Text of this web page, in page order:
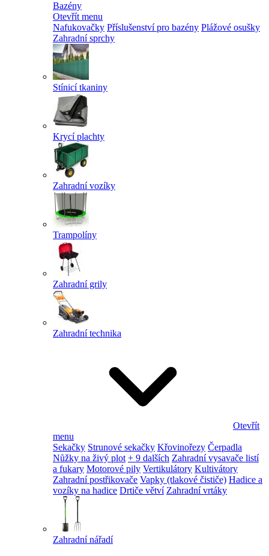
Bazény
Otevřít menu
Nafukovačky Příslušenství pro bazény Plážové osušky
Zahradní sprchy
Stínicí tkaniny
Krycí plachty
Zahradní vozíky
Trampolíny
Zahradní grily
Zahradní technika
Otevřít
menu
Sekačky Strunové sekačky Křovinořezy Čerpadla
Nůžky na živý plot + 9 dalších Zahradní vysavače listí
a fukary Motorové pily Vertikulátory Kultivátory
Zahradní postřikovače Vapky (tlakové čističe) Hadice a
vozíky na hadice Drtiče větví Zahradní vrtáky
Zahradní nářadí